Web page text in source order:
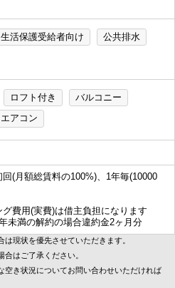
生活保護受給者向け
公共排水
ロフト付き
バルコニー
エアコン
(月額総賃料の100%)、1年毎(10000
費用(実費)は借主負担になります
未満の解約の場合違約金2ヶ月分
現状を優先させていただきます。
はご了承ください。
空き状況についてお問い合わせいただければ